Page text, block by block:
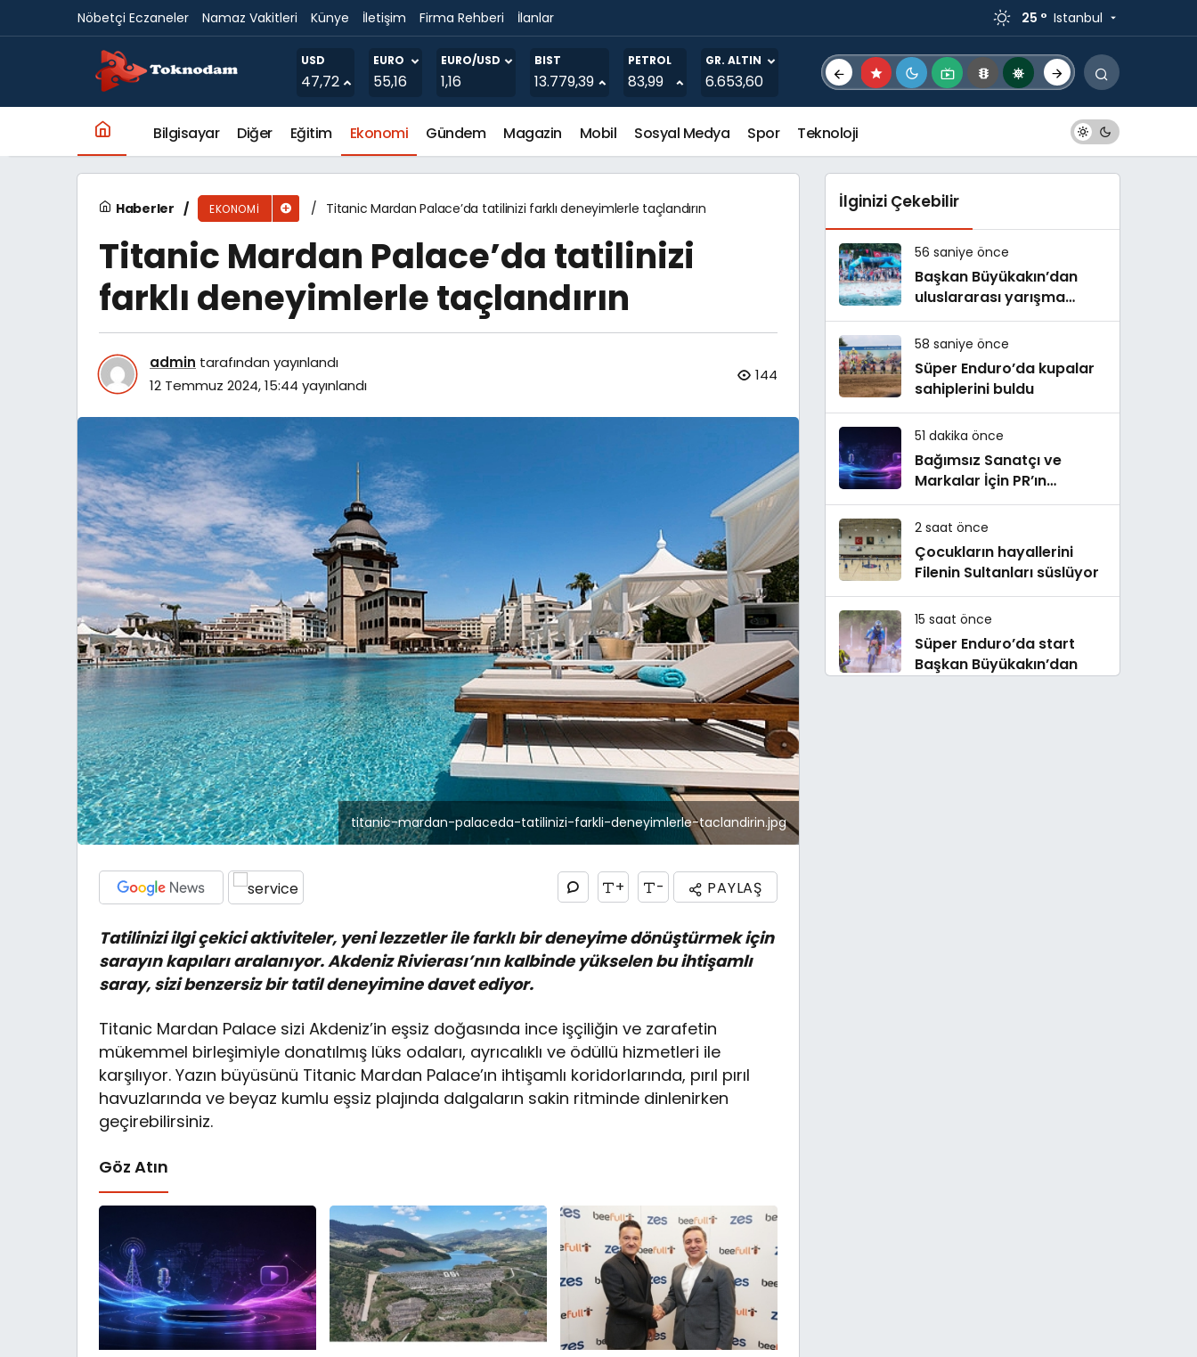
Nöbetçi Eczaneler Namaz Vakitleri Künye İletişim Firma Rehberi İlanlar 25 ° Istanbul
USD
47,72
EURO
55,16
EURO/USD
1,16
BIST
13.779,39
PETROL
83,99
GR. ALTIN
6.653,60
Bilgisayar Diğer Eğitim Ekonomi Gündem Magazin Mobil Sosyal Medya Spor Teknoloji
Haberler EKONOMI Titanic Mardan Palace’da tatilinizi farklı deneyimlerle taçlandırın
Titanic Mardan Palace’da tatilinizi
farklı deneyimlerle taçlandırın
admin tarafından yayınlandı
12 Temmuz 2024, 15:44 yayınlandı
144
titanic-mardan-palaceda-tatilinizi-farkli-deneyimlerle-taclandirin.jpg
+ - PAYLAŞ
Tatilinizi ilgi çekici aktiviteler, yeni lezzetler ile farklı bir deneyime dönüştürmek için
sarayın kapıları aralanıyor. Akdeniz Rivierası’nın kalbinde yükselen bu ihtişamlı
saray, sizi benzersiz bir tatil deneyimine davet ediyor.
Titanic Mardan Palace sizi Akdeniz’in eşsiz doğasında ince işçiliğin ve zarafetin
mükemmel birleşimiyle donatılmış lüks odaları, ayrıcalıklı ve ödüllü hizmetleri ile
karşılıyor. Yazın büyüsünü Titanic Mardan Palace’ın ihtişamlı koridorlarında, pırıl pırıl
havuzlarında ve beyaz kumlu eşsiz plajında dalgaların sakin ritminde dinlenirken
geçirebilirsiniz.
Göz Atın
İlginizi Çekebilir
56 saniye önce
Başkan Büyükakın’dan
uluslararası yarışma
müjdesi
58 saniye önce
Süper Enduro’da kupalar
sahiplerini buldu
51 dakika önce
Bağımsız Sanatçı ve
Markalar İçin PR’ın
Kuralları Değişiyor
2 saat önce
Çocukların hayallerini
Filenin Sultanları süslüyor
15 saat önce
Süper Enduro’da start
Başkan Büyükakın’dan
3. Türkiye Avrupa İş Dünyası Ödülleri Fetih Kutlamasıyla Sahiplerini Buldu